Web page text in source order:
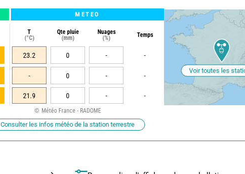
METEO
T
(°C)
Qte pluie
(mm)
Nuages
(%)
Temps
23.2 0 - -
- 0 - -
21.9 0 - -
Voir toutes les
Météo France - RADOME
Consulter les infos météo de la station terrestre